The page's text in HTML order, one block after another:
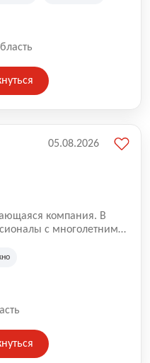
блоков свободной
компания. В
с многолетним
опыт позволяют
05.08.2026